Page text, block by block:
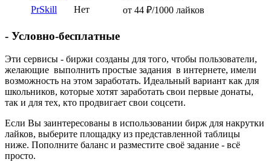
PrSkill
Нет от 44 ₽/1000 лайков
- Условно-бесплатные
Эти сервисы - биржи созданы для того, чтобы пользователи,
желающие выполнить простые задания в интернете, имели
возможность на этом заработать. Идеальный вариант как для
школьников, которые хотят заработать свои первые донаты,
так и для тех, кто продвигает свои соцсети.
Если Вы заинтересованы в использовании бирж для накрутки
лайков, выберите площадку из представленной таблицы
ниже. Пополните баланс и разместите своё задание - всё
просто.